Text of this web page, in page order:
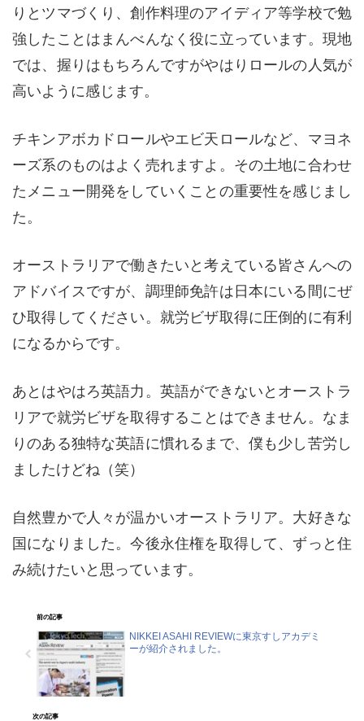
りとツマづくり、創作料理のアイディア等学校で勉
強したことはまんべんなく役に立っています。現地
では、握りはもちろんですがやはりロールの人気が
高いように感じます。
チキンアボカドロールやエビ天ロールなど、マヨネ
ーズ系のものはよく売れますよ。その土地に合わせ
たメニュー開発をしていくことの重要性を感じまし
た。
オーストラリアで働きたいと考えている皆さんへの
アドバイスですが、調理師免許は日本にいる間にぜ
ひ取得してください。就労ビザ取得に圧倒的に有利
になるからです。
あとはやはろ英語力。英語ができないとオーストラ
リアで就労ビザを取得することはできません。なま
りのある独特な英語に慣れるまで、僕も少し苦労し
ましたけどね（笑）
自然豊かで人々が温かいオーストラリア。大好きな
国になりました。今後永住権を取得して、ずっと住
み続けたいと思っています。
前の記事
NIKKEI ASAHI REVIEWに東京すしアカデミ
ーが紹介されました。
次の記事